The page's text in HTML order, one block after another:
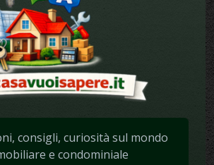
consigli, curiosità sul mondo
e condominiale